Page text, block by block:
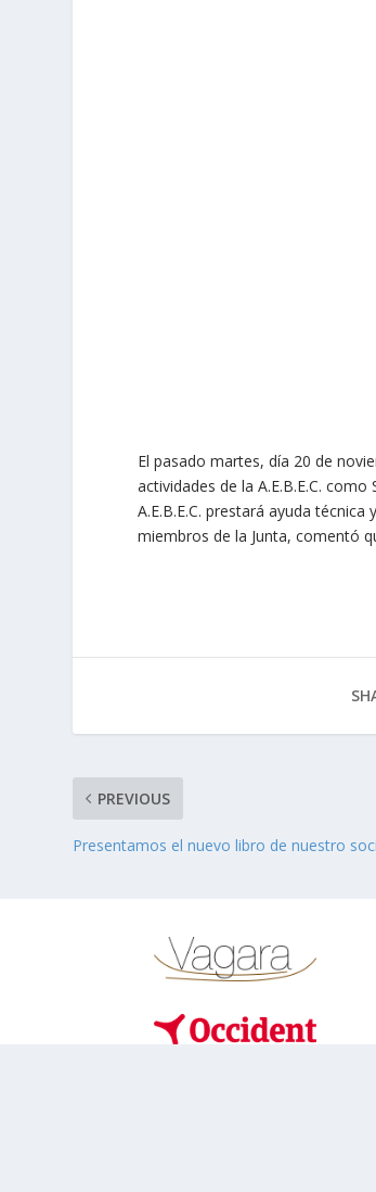
El pasado martes, día 20 de
actividades de la A.E.B.E.C.
A.E.B.E.C. prestará ayuda
miembros de la Junta, comentó
PREVIOUS
Presentamos el nuevo libro de nuestro